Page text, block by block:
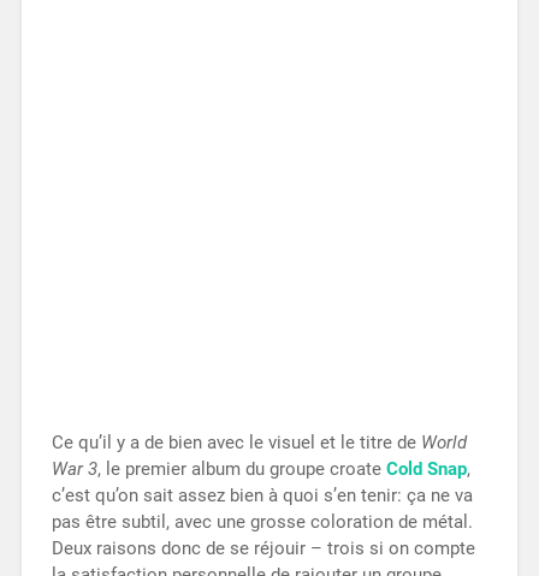
Ce qu’il y a de bien avec le visuel et le titre de World
War 3, le premier album du groupe croate Cold Snap,
c’est qu’on sait assez bien à quoi s’en tenir: ça ne va
pas être subtil, avec une grosse coloration de métal.
Deux raisons donc de se réjouir – trois si on compte